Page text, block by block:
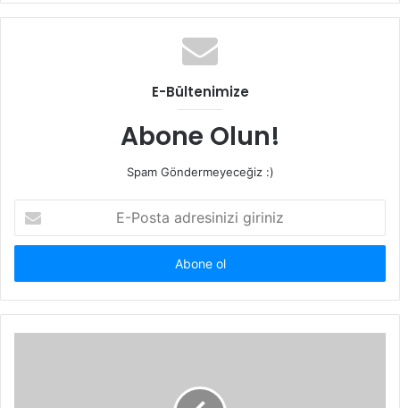
E-Bültenimize
Abone Olun!
Spam Göndermeyeceğiz :)
Posta
adresinizi